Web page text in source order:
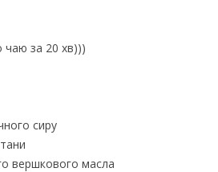
чаю за 20 хв)))
сиру
вершкового масла